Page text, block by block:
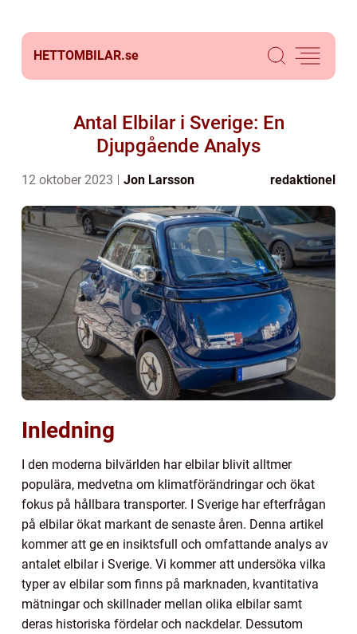
HETTOMBILAR.se
Antal Elbilar i Sverige: En
Djupgående Analys
12 oktober 2023 Jon Larsson redaktionel
Inledning
I den moderna bilvärlden har elbilar blivit alltmer
populära, medvetna om klimatförändringar och ökat
fokus på hållbara transporter. I Sverige har efterfrågan
på elbilar ökat markant de senaste åren. Denna artikel
kommer att ge en insiktsfull och omfattande analys av
antalet elbilar i Sverige. Vi kommer att undersöka vilka
typer av elbilar som finns på marknaden, kvantitativa
mätningar och skillnader mellan olika elbilar samt
deras historiska fördelar och nackdelar. Dessutom